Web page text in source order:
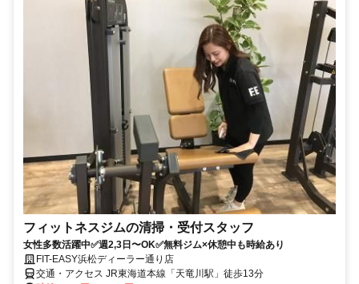
フィットネスジムの清掃・受付スタッフ
女性多数活躍中✅週2,3日〜OK✅無料ジム×休憩中も時給あり
FIT-EASY浜松ディーラー通り店
交通・アクセス JR東海道本線「天竜川駅」徒歩13分